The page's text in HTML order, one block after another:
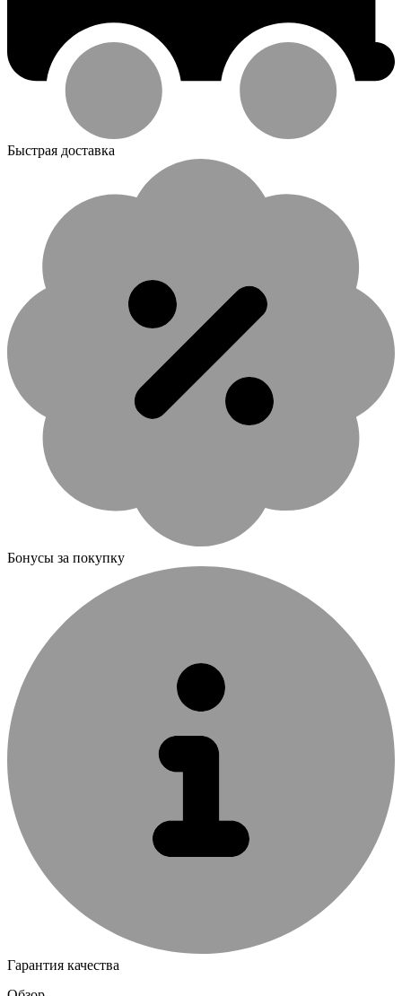
Быстрая доставка
Бонусы за покупку
Гарантия качества